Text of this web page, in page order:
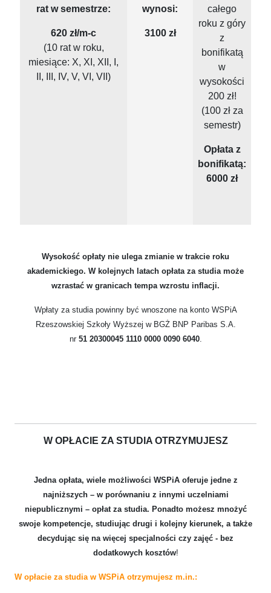
rat w semestrze:
620 zł/m-c
(10 rat w roku,
miesiące: X, XI, XII, I,
II, III, IV, V, VI, VII)
wynosi:
3100 zł
całego
roku z góry
z
bonifikatą
w
wysokości
200 zł!
(100 zł za
semestr)
Opłata z
bonifikatą:
6000 zł
Wysokość opłaty nie ulega zmianie w trakcie roku
akademickiego. W kolejnych latach opłata za studia może
wzrastać w granicach tempa wzrostu inflacji.
Wpłaty za studia powinny być wnoszone na konto WSPiA
Rzeszowskiej Szkoły Wyższej w BGŻ BNP Paribas S.A.
nr 51 20300045 1110 0000 0090 6040.
W OPŁACIE ZA STUDIA OTRZYMUJESZ
Jedna opłata, wiele możliwości WSPiA oferuje jedne z
najniższych – w porównaniu z innymi uczelniami
niepublicznymi – opłat za studia. Ponadto możesz mnożyć
swoje kompetencje, studiując drugi i kolejny kierunek, a także
decydując się na więcej specjalności czy zajęć - bez
dodatkowych kosztów!
W opłacie za studia w WSPiA otrzymujesz m.in.: